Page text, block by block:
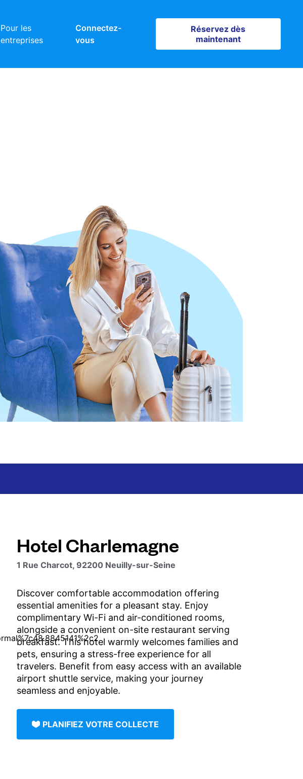
Pour les
entreprises
Connectez-
vous
Réservez dès
maintenant
Réservez dès maintenant
Hotel Charlemagne
1 Rue Charcot, 92200 Neuilly-sur-Seine
Discover comfortable accommodation offering
essential amenities for a pleasant stay. Enjoy
complimentary Wi-Fi and air-conditioned rooms,
alongside a convenient on-site restaurant serving
breakfast. This hotel warmly welcomes families and
pets, ensuring a stress-free experience for all
travelers. Benefit from easy access with an available
airport shuttle service, making your journey
seamless and enjoyable.
PLANIFIEZ VOTRE COLLECTE